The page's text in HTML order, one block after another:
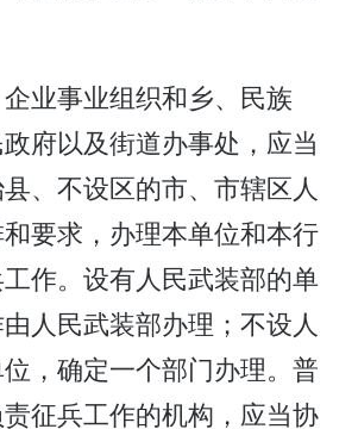
业事业组织和乡、民族
府以及街道办事处，应当
、不设区的市、市辖区人
要求，办理本单位和本行
作。设有人民武装部的单
人民武装部办理；不设人
，确定一个部门办理。普
征兵工作的机构，应当协